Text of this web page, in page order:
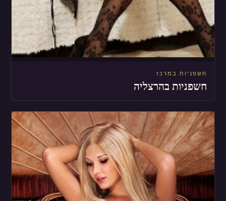
חשפניות במרכז
חשפניות בהרצליה